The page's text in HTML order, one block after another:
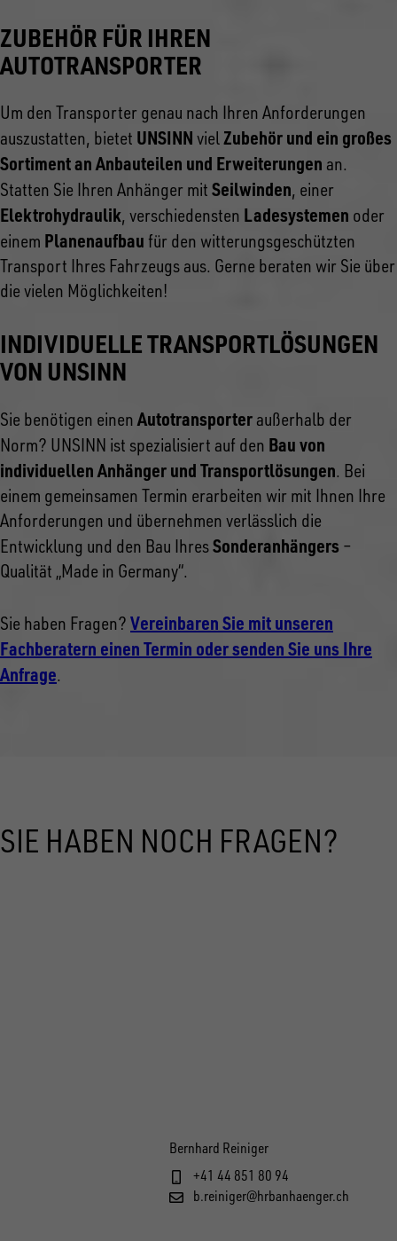
ZUBEHÖR FÜR IHREN
AUTOTRANSPORTER
Um den Transporter genau nach Ihren Anforderungen
auszustatten, bietet UNSINN vielZubehör und ein großes
Sortiment an Anbauteilen und Erweiterungen an.
Statten Sie Ihren Anhänger mit Seilwinden, einer
Elektrohydraulik, verschiedensten Ladesystemen oder
einem Planenaufbau für den witterungsgeschützten
Transport Ihres Fahrzeugs aus. Gerne beraten wir Sie über
die vielen Möglichkeiten!
INDIVIDUELLE TRANSPORTLÖSUNGEN
VON UNSINN
Sie benötigen einen Autotransporter außerhalb der
Norm? UNSINN ist spezialisiert auf den Bau von
individuellen Anhänger und Transportlösungen. Bei
einem gemeinsamen Termin erarbeiten wir mit Ihnen Ihre
Anforderungen und übernehmen verlässlich die
Entwicklung und den Bau IhresSonderanhängers –
Qualität „Made in Germany“.
Sie haben Fragen? Vereinbaren Sie mit unseren
Fachberatern einen Termin oder senden Sie uns Ihre
Anfrage.
SIE HABEN NOCH FRAGEN?
Bernhard Reiniger
+41 44 851 80 94
b.reiniger@hrbanhaenger.ch